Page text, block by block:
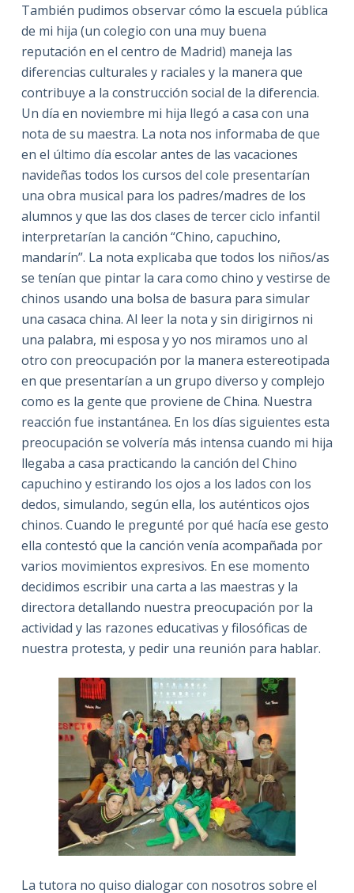
También pudimos observar cómo la escuela pública
de mi hija (un colegio con una muy buena
reputación en el centro de Madrid) maneja las
diferencias culturales y raciales y la manera que
contribuye a la construcción social de la diferencia.
Un día en noviembre mi hija llegó a casa con una
nota de su maestra. La nota nos informaba de que
en el último día escolar antes de las vacaciones
navideñas todos los cursos del cole presentarían
una obra musical para los padres/madres de los
alumnos y que las dos clases de tercer ciclo infantil
interpretarían la canción “Chino, capuchino,
mandarín”. La nota explicaba que todos los niños/as
se tenían que pintar la cara como chino y vestirse de
chinos usando una bolsa de basura para simular
una casaca china. Al leer la nota y sin dirigirnos ni
una palabra, mi esposa y yo nos miramos uno al
otro con preocupación por la manera estereotipada
en que presentarían a un grupo diverso y complejo
como es la gente que proviene de China. Nuestra
reacción fue instantánea. En los días siguientes esta
preocupación se volvería más intensa cuando mi hija
llegaba a casa practicando la canción del Chino
capuchino y estirando los ojos a los lados con los
dedos, simulando, según ella, los auténticos ojos
chinos. Cuando le pregunté por qué hacía ese gesto
ella contestó que la canción venía acompañada por
varios movimientos expresivos. En ese momento
decidimos escribir una carta a las maestras y la
directora detallando nuestra preocupación por la
actividad y las razones educativas y filosóficas de
nuestra protesta, y pedir una reunión para hablar.
La tutora no quiso dialogar con nosotros sobre el